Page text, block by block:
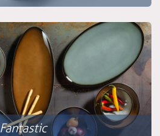
Fantastic